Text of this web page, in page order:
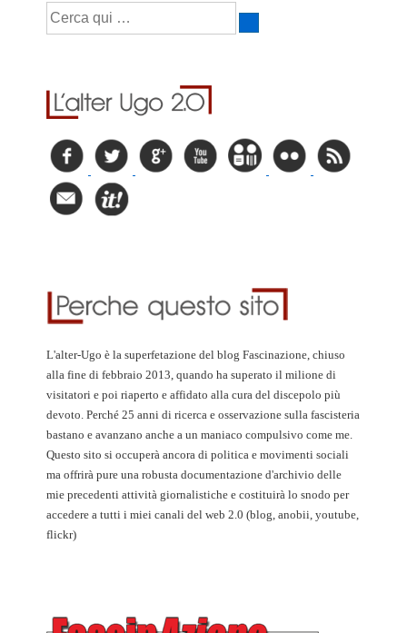
L'alter-Ugo è la superfetazione del blog Fascinazione, chiuso
alla fine di febbraio 2013, quando ha superato il milione di
visitatori e poi riaperto e affidato alla cura del discepolo più
devoto. Perché 25 anni di ricerca e osservazione sulla fascisteria
bastano e avanzano anche a un maniaco compulsivo come me.
Questo sito si occuperà ancora di politica e movimenti sociali
ma offrirà pure una robusta documentazione d'archivio delle
mie precedenti attività giornalistiche e costituirà lo snodo per
accedere a tutti i miei canali del web 2.0 (blog, anobii, youtube,
flickr)